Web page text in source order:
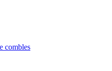
combles